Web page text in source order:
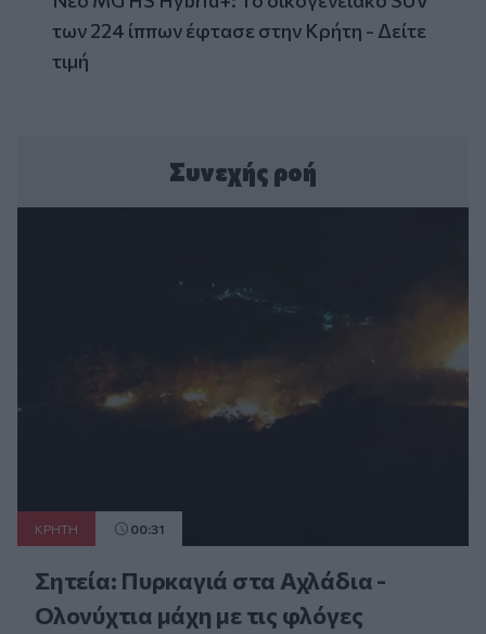
των 224 ίππων έφτασε στην Κρήτη - Δείτε
τιμή
Συνεχής ροή
ΚΡΗΤΗ 00:31
Σητεία: Πυρκαγιά στα Αχλάδια -
Ολονύχτια μάχη με τις φλόγες